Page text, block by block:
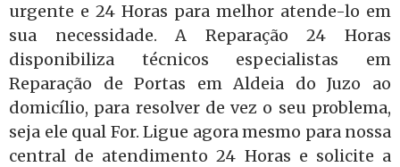
urgente e 24 Horas para melhor atende-lo em
sua necessidade. A Reparação 24 Horas
disponibiliza técnicos especialistas em
Reparação de Portas em Aldeia do Juzo ao
domicílio, para resolver de vez o seu problema,
seja ele qual For. Ligue agora mesmo para nossa
central de atendimento 24 Horas e solicite a